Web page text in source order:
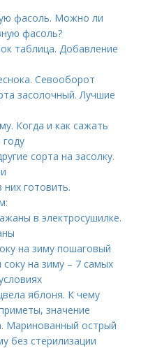
фасоль. Можно ли
фасоль?
таблица. Добавление
Севооборот
засолочный. Лучшие
Когда и как сажать
сорта на засолку.
готовить.
в электросушилке.
на зиму пошаговый
на зиму – 7 самых
яблоня. К чему
значение
Маринованный острый
без стерилизации